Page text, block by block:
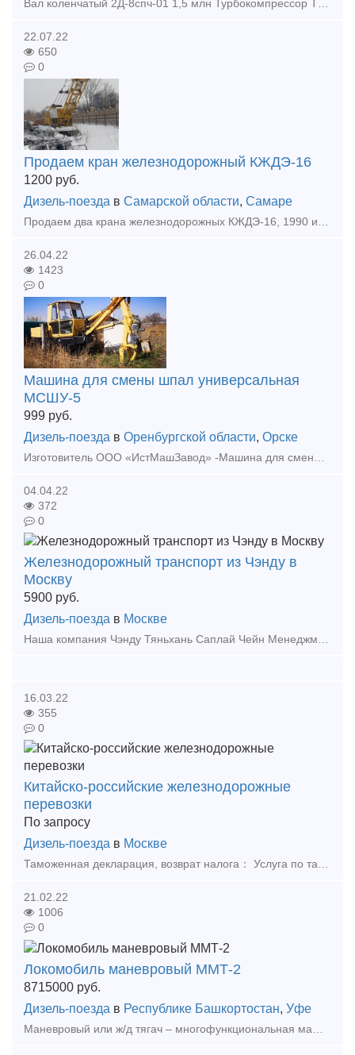
22.07.22
650
0
Продаем кран железнодорожный КЖДЭ-16
1200 руб.
Дизель-поезда в Самарской области, Самаре
26.04.22
1423
0
Машина для смены шпал универсальная
МСШУ-5
999 руб.
Дизель-поезда в Оренбургской области, Орске
04.04.22
372
0
Железнодорожный транспорт из Чэнду в
Москву
5900 руб.
Дизель-поезда в Москве
Наша компания Чэнду Тяньхань Саплай Чейн Менеджмент. ЛТД была основана в Чэнду, компания имеет филиалы обслуживания в Иу, Чэнду, Москве и т. д. В планах компании расширить свои возможности и о
16.03.22
355
0
Китайско-российские железнодорожные
перевозки
По запросу
Дизель-поезда в Москве
Таможенная декларация, возврат налога： Услуга по таможенной декларации (подготовка и оформление документов на экспорт при отсутствии лицензии) Услуга возмещения налога. Возврат НД
21.02.22
1006
0
Локомобиль маневровый ММТ-2
8715000 руб.
Дизель-поезда в Республике Башкортостан, Уфе
Маневровый или ж/д тягач – многофункциональная машина, полностью заменяющая маневровые тепловозы и имеющая комбинированный ход, что обуславливает целый ряд её преимуществ. Локомобиль (манев